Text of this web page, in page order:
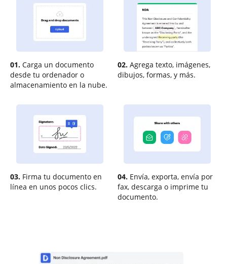
01. Carga un documento
desde tu ordenador o
almacenamiento en la nube.
02. Agrega texto, imágenes,
dibujos, formas, y más.
03. Firma tu documento en
línea en unos pocos clics.
04. Envía, exporta, envía por
fax, descarga o imprime tu
documento.